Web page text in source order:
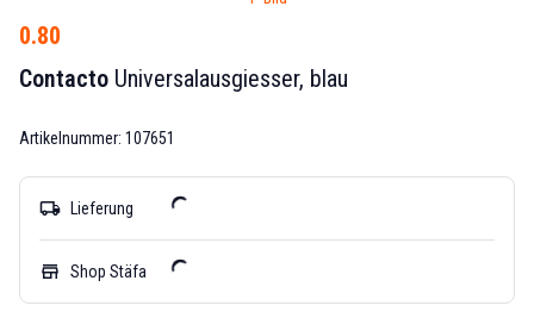
0.80
Contacto Universalausgiesser, blau
Artikelnummer: 107651
local_shipping Lieferung
store Shop Stäfa